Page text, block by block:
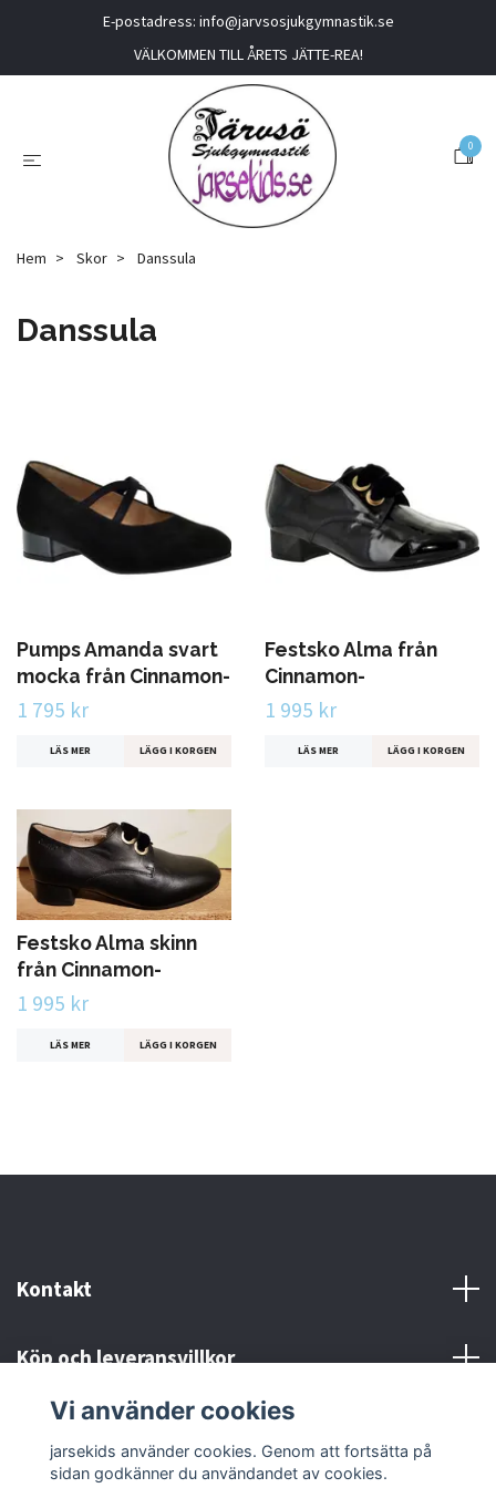
E-postadress: info@jarvsosjukgymnastik.se
VÄLKOMMEN TILL ÅRETS JÄTTE-REA!
0
Hem Skor Danssula
Danssula
Pumps Amanda svart
mocka från Cinnamon-
1 795 kr
LÄS MER LÄGG I KORGEN
Festsko Alma från
Cinnamon-
1 995 kr
LÄS MER LÄGG I KORGEN
Festsko Alma skinn
från Cinnamon-
1 995 kr
LÄS MER LÄGG I KORGEN
Kontakt
Köp och leveransvillkor
Sociala medier
Vi använder cookies
jarsekids använder cookies. Genom att fortsätta på
sidan godkänner du användandet av cookies.